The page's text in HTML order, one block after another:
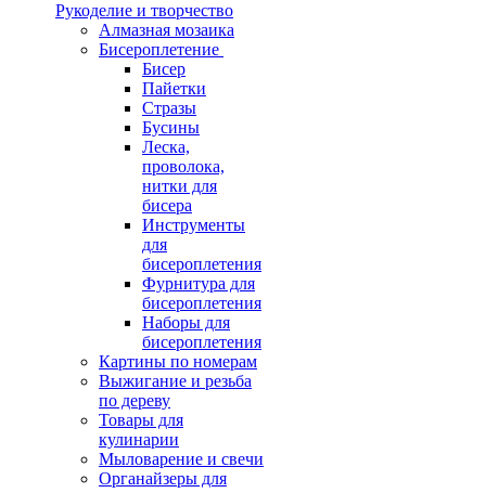
Рукоделие и творчество
Алмазная мозаика
Бисероплетение
Бисер
Пайетки
Стразы
Бусины
Леска,
проволока,
нитки для
бисера
Инструменты
для
бисероплетения
Фурнитура для
бисероплетения
Наборы для
бисероплетения
Картины по номерам
Выжигание и резьба
по дереву
Товары для
кулинарии
Мыловарение и свечи
Органайзеры для